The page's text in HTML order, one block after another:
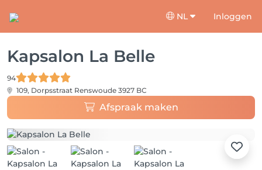
NL Inloggen
Kapsalon La Belle
94
109, Dorpsstraat Renswoude 3927 BC
Afspraak maken